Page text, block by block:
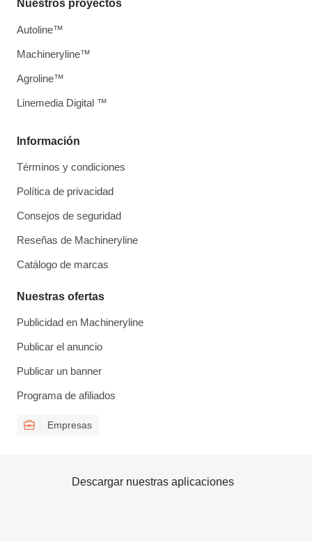
Información
Términos y condiciones
Política de privacidad
Consejos de seguridad
Reseñas de Machineryline
Catálogo de marcas
Nuestras ofertas
Publicidad en Machineryline
Publicar el anuncio
Publicar un banner
Programa de afiliados
Empresas
Nuestros proyectos
Autoline™
Machineryline™
Agroline™
Linemedia Digital ™
Descargar nuestras aplicaciones